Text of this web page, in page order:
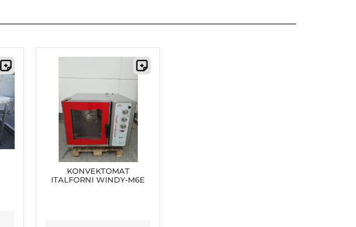
KONVEKTOMAT
ITALFORNI WINDY-M6E